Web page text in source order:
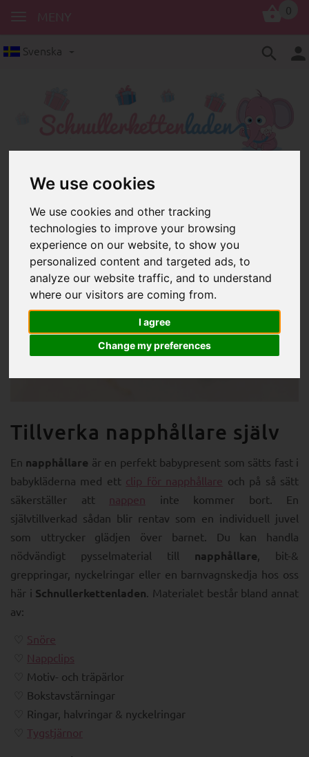
We use cookies
We use cookies and other tracking
technologies to improve your browsing
experience on our website, to show you
personalized content and targeted ads, to
analyze our website traffic, and to understand
where our visitors are coming from.
I agree
Change my preferences
Svenska
Mycket enkla pysselinstruktioner
för personliga baby-, barn- och vardagstillbehör
väck pysselfebern i dig
UPPTÄCK NU
❮
Tillverka napphållare själv
En napphållare är en perfekt babypresent som sätts fast i
babykläderna med ett clip för napphållare och på så sätt
säkerställer att nappen inte kommer bort. En
självtillverkad sådan blir rentav som en individuell juvel
som uttrycker glädjen över barnet. Du kan handla
nödvändigt pysselmaterial till napphållare , bit-&
greppringar, nyckelringar eller en barnvagnskedja hos oss
här i Schnullerkettenladen . Materialet består bland annat
av:
Snöre
Nappclips
Motiv- och träpärlor
Bokstavstärningar
Ringar, halvringar & nyckelringar
Tygstjärnor